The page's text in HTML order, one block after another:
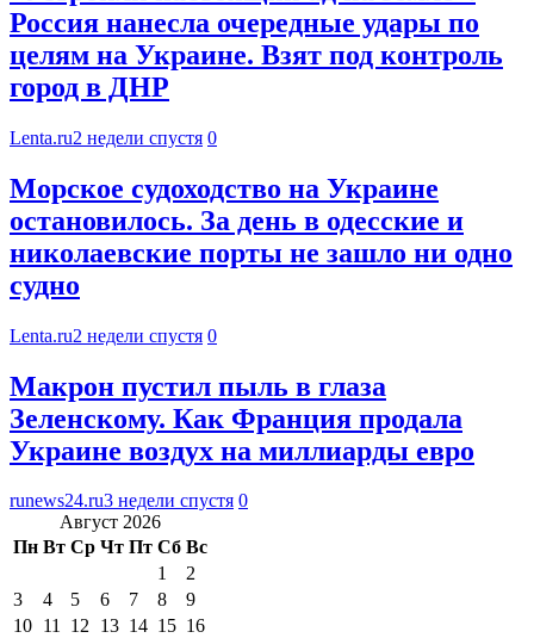
Россия нанесла очередные удары по
целям на Украине. Взят под контроль
город в ДНР
Lenta.ru2 недели спустя 0
Морское судоходство на Украине
остановилось. За день в одесские и
николаевские порты не зашло ни одно
судно
Lenta.ru2 недели спустя 0
Макрон пустил пыль в глаза
Зеленскому. Как Франция продала
Украине воздух на миллиарды евро
runews24.ru3 недели спустя 0
Август 2026
Пн Вт Ср Чт Пт Сб Вс
1
2
3
4 5 6 7 8
9
10 11 12 13 14 15 16